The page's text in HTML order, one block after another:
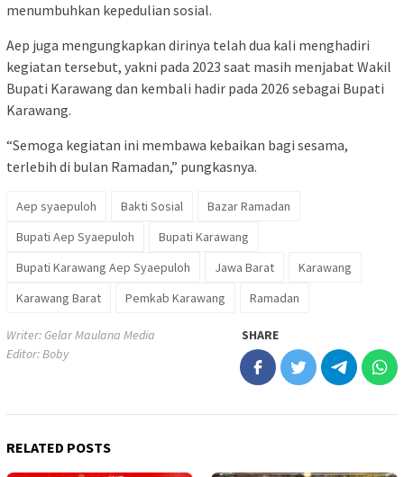
menumbuhkan kepedulian sosial.
Aep juga mengungkapkan dirinya telah dua kali menghadiri
kegiatan tersebut, yakni pada 2023 saat masih menjabat Wakil
Bupati Karawang dan kembali hadir pada 2026 sebagai Bupati
Karawang.
“Semoga kegiatan ini membawa kebaikan bagi sesama,
terlebih di bulan Ramadan,” pungkasnya.
Aep syaepuloh Bakti Sosial
Bazar Ramadan
Bupati Aep Syaepuloh
Bupati Karawang
Bupati Karawang Aep Syaepuloh
Jawa Barat
Karawang
Karawang Barat
Pemkab Karawang Ramadan
Writer: Gelar Maulana Media
Editor: Boby
SHARE
RELATED POSTS